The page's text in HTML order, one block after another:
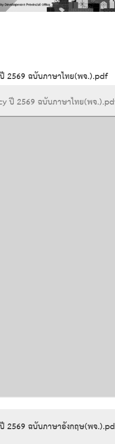
2569 ฉบับภาษาไทย(พจ.).pdf
ปี 2569 ฉบับภาษาไทย(พจ
2569 ฉบับภาษาอังกฤษ(พจ